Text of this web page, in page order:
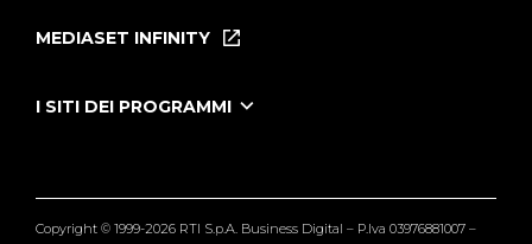
Le Iene Presentano Inside
Tutti i servizi
MEDIASET INFINITY
I SITI DEI PROGRAMMI
Copyright © 1999-2026 RTI S.p.A. Business Digital – P.Iva 03976881007 –